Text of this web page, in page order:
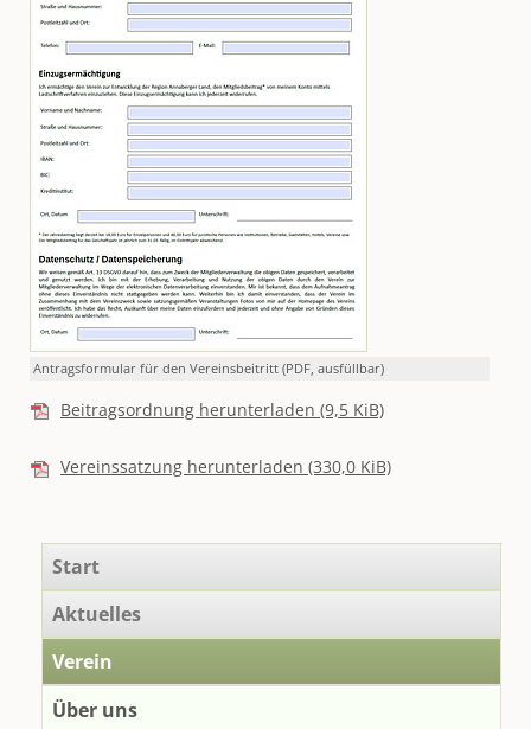
Antragsformular für den Vereinsbeitritt (PDF, ausfüllbar)
Beitragsordnung herunterladen (9,5 KiB)
Vereinssatzung herunterladen (330,0 KiB)
überspringen
Start
Aktuelles
Verein
Über uns